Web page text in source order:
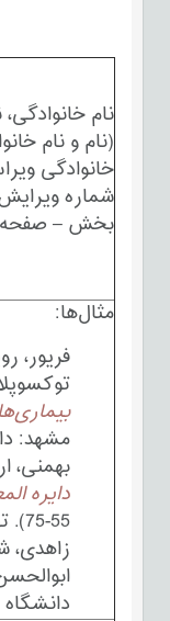
نام
(نام و نام
خانوادگی
شماره
بخش – صفحه
مثال‌ها:
مشهد:
بهمنی، ارژنگ (1382).
دایره
55-75). تهران: اقلیدس.
زاهدی،
ابوالحسن
دانشگاه